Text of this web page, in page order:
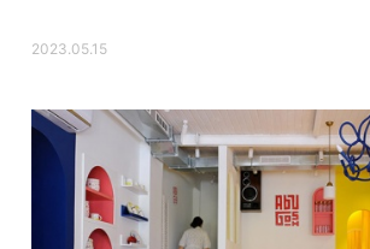
2023.05.15